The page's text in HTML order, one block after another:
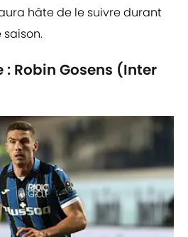
hâte de le suivre durant
Robin Gosens (Inter